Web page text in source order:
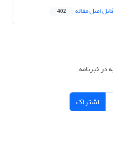
اصل مقاله 402
در خبرنامه
اشتراک